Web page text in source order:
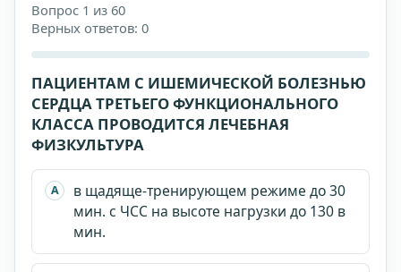
Вопрос 1 из 60
Верных ответов: 0
ПАЦИЕНТАМ С ИШЕМИЧЕСКОЙ БОЛЕЗНЬЮ
СЕРДЦА ТРЕТЬЕГО ФУНКЦИОНАЛЬНОГО
КЛАССА ПРОВОДИТСЯ ЛЕЧЕБНАЯ
ФИЗКУЛЬТУРА
А
в щадяще-тренирующем режиме до 30
мин. с ЧСС на высоте нагрузки до 130 в
мин.